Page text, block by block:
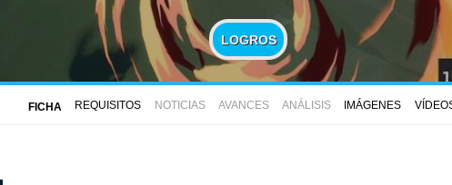
LOGROS
FICHA REQUISITOS NOTICIAS AVANCES ANÁLISIS IMÁGENES